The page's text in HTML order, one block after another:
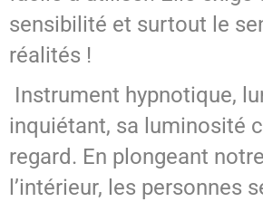
sensibilité et surtout le
réalités !
Instrument hypnotique,
inquiétant, sa luminosité
regard. En plongeant
l’intérieur, les personnes